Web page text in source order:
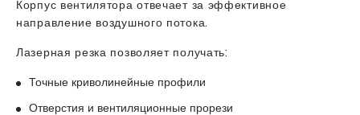
Корпус вентилятора отвечает за эффективное
направление воздушного потока.
Лазерная резка позволяет получать:
Точные криволинейные профили
Отверстия и вентиляционные прорези